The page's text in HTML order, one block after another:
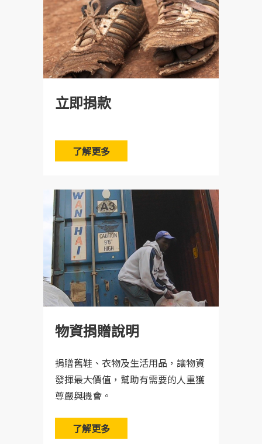
​Q：我想要開立捐款/捐物收據，我可以怎麼做?
A：您可以直接點選「(link is external)
申請捐款/捐物收據(link is exter
nal)
」
連結後填寫相關資料，收據將於次月中旬（13-17
號）統一寄出，感謝您的愛心！
寄發。
立即捐款
了解更多
物資捐贈說明
捐贈舊鞋、衣物及生活用品，讓物資
發揮最大價值，幫助有需要的人重獲
尊嚴與機會。
了解更多